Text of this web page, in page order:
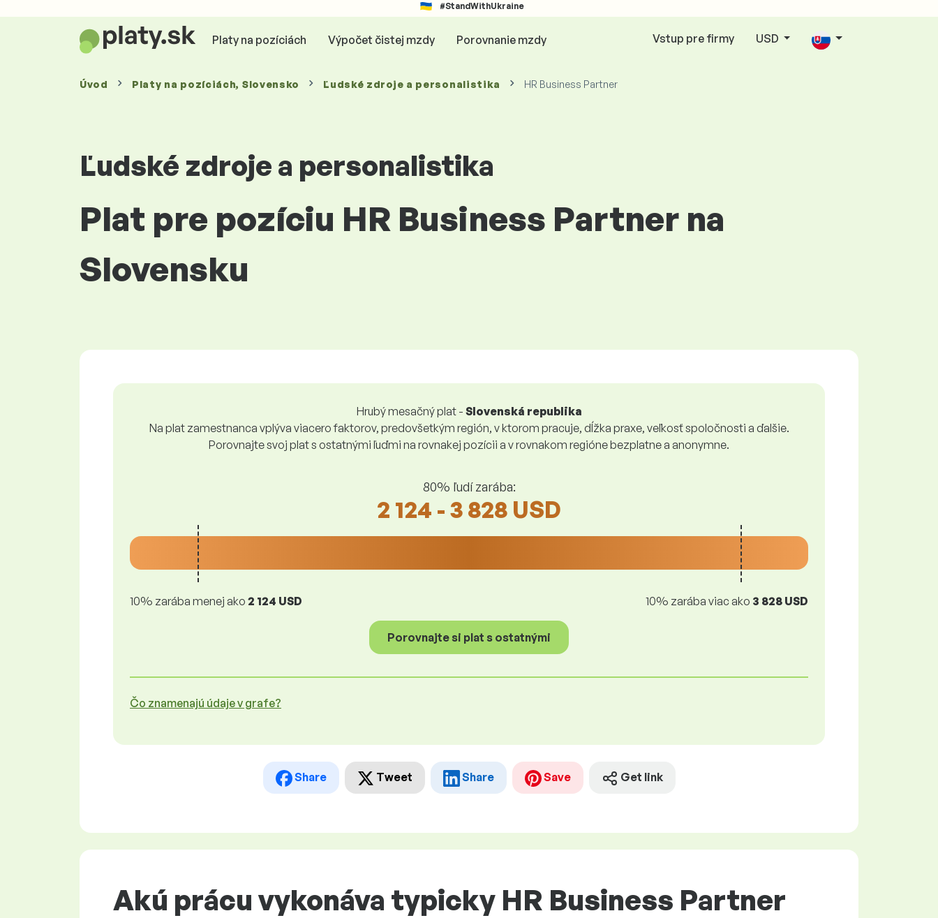
#StandWithUkraine
Platy na pozíciách Výpočet čistej mzdy Porovnanie mzdy Vstup pre firmy USD
Úvod Platy na pozíciách, Slovensko Ľudské zdroje a personalistika HR Business Partner
Ľudské zdroje a personalistika
Plat pre pozíciu HR Business Partner na
Slovensku
Hrubý mesačný plat - Slovenská republika
Na plat zamestnanca vplýva viacero faktorov, predovšetkým región, v ktorom pracuje, dĺžka praxe, veľkosť spoločnosti a ďalšie.
Porovnajte svoj plat s ostatnými ľuďmi na rovnakej pozícii a v rovnakom regióne bezplatne a anonymne.
80% ľudí zarába:
2 124 - 3 828 USD
10% zarába menej ako 2 124 USD 10% zarába viac ako 3 828 USD
Porovnajte si plat s ostatnými
Čo znamenajú údaje v grafe?
Share Tweet Share Save Get link
Akú prácu vykonáva typicky HR Business Partner